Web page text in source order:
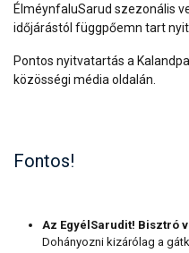
ÉlméynfaluSarud szezonális
időjárástól függpőemn tart
Pontos nyitvatartás a
közösségi média oldalán.
Fontos!
Az EgyélSarudit! Bisztró
Dohányozni kizárólag a